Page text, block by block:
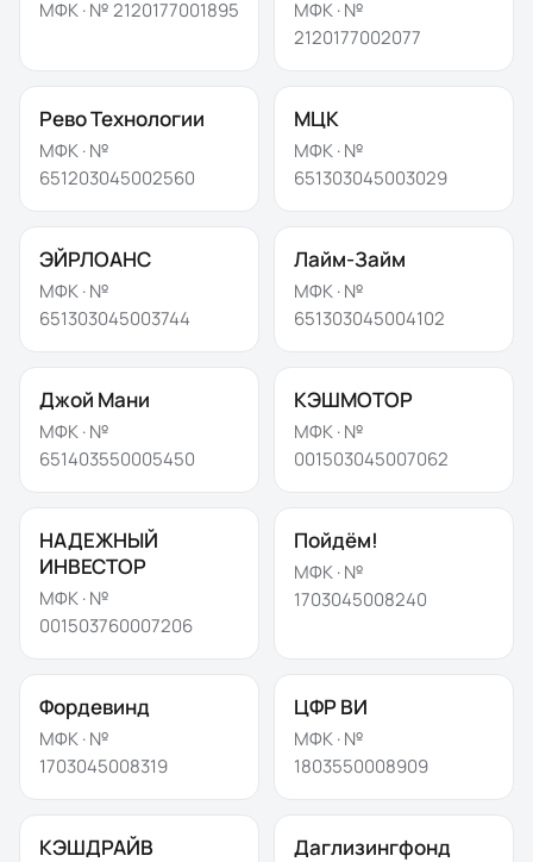
МФК · №2120177001895
МФК · №
2120177002077
Рево Технологии
МФК · №
651203045002560
МЦК
МФК · №
651303045003029
ЭЙРЛОАНС
МФК · №
651303045003744
Лайм-Займ
МФК · №
651303045004102
Джой Мани
МФК · №
651403550005450
КЭШМОТОР
МФК · №
001503045007062
НАДЕЖНЫЙ
ИНВЕСТОР
МФК · №
001503760007206
Пойдём!
МФК · №
1703045008240
Фордевинд
МФК · №
1703045008319
ЦФР ВИ
МФК · №
1803550008909
КЭШДРАЙВ Даглизингфонд